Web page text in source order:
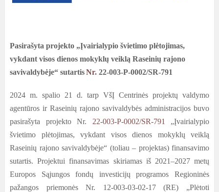
Pasirašyta projekto „Įvairialypio švietimo plėtojimas,
vykdant visos dienos mokyklų veiklą Raseinių rajono
savivaldybėje“ sutartisNr. 22-003-P-0002/SR-791
2024 m. spalio 21 d. tarp VšĮ Centrinės projektų valdymo
agentūros ir Raseinių rajono savivaldybės administracijos buvo
pasirašyta projekto Nr. 22-003-P-0002/SR-791 „Įvairialypio
švietimo plėtojimas, vykdant visos dienos mokyklų veiklą
Raseinių rajono savivaldybėje“ (toliau – projektas) finansavimo
sutartis. Projektui finansavimas skiriamas iš 2021–2027 metų
Europos Sąjungos fondų investicijų programos Regioninės
pažangos priemonės Nr. 12-003-03-02-17 (RE) „Plėtoti